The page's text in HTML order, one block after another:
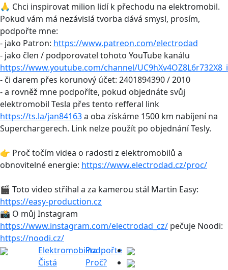
🙏 Chci inspirovat milion lidí k přechodu na elektromobil.
Pokud vám má nezávislá tvorba dává smysl, prosím,
podpořte mne:
- jako Patron: https://www.patreon.com/electrodad
- jako člen / podporovatel tohoto YouTube kanálu
https://www.youtube.com/channel/
- či darem přes korunový účet: 2401894390 / 2010
- a rovněž mne podpoříte, pokud objednáte svůj
elektromobil Tesla přes tento refferal link
https://ts.la/jan84163a oba získáme 1500 km nabíjení na
Superchargerech. Link nelze použít po objednání Tesly.
👉 Proč točím videa o radosti z elektromobilů a
obnovitelné energie: https://www.electrodad.cz/proc/
🎬 Toto video stříhal a za kamerou stál Martin Easy:
https://easy-production.cz
📸 O můj Instagram
https://www.instagram.com/electrodad_cz/ pečuje Noodi:
https://noodi.cz/
Elektromobilita
Čistá
Podpořte
Proč?